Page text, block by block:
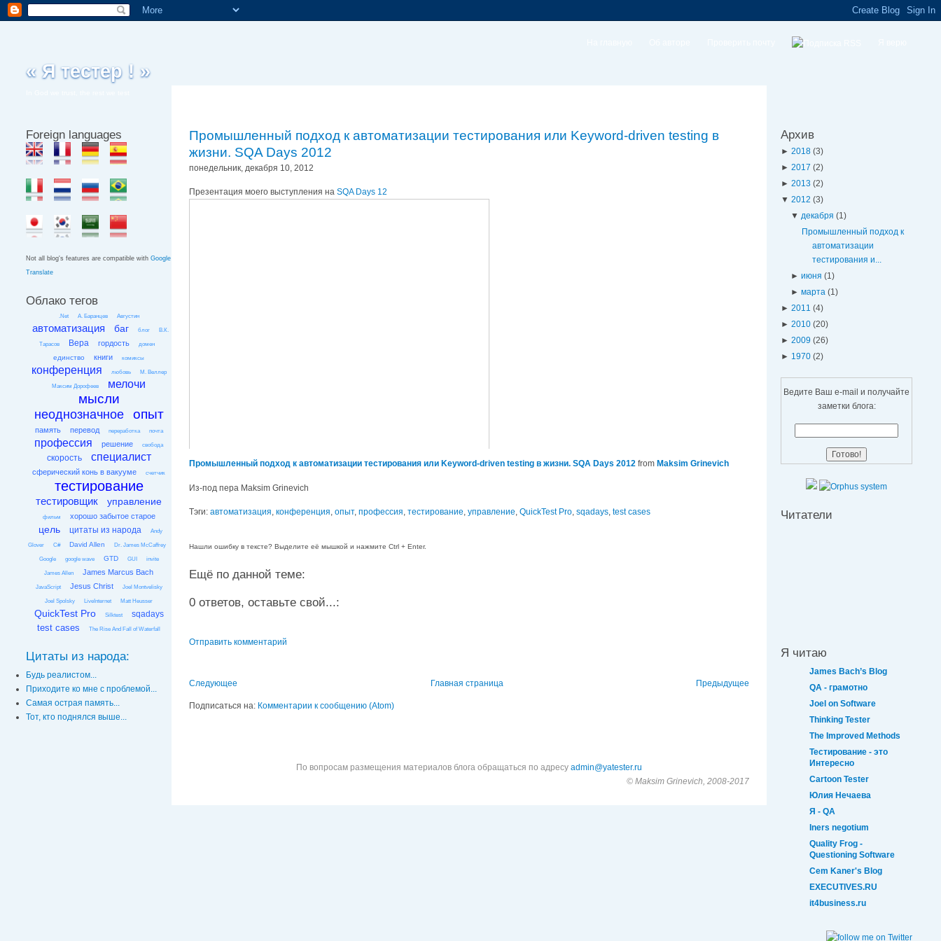
« Я тестер ! »
Foreign languages
Not all blog's features are compatible with Google
Translate
Облако тегов
.Net А. Баранцев Августин
автоматизация баг блог В.К.
Тарасов Вера гордость домен
единство книги комиксы
конференция любовь М. Веллер
Максим Дорофеев мелочи
мысли
неоднозначное опыт
память перевод переработка почта
профессия решение свобода
скорость специалист
сферический конь в вакууме счетчик
тестирование
тестировщик управление
фильм хорошо забытое старое
цель цитаты из народа Andy
Glover C# David Allen Dr. James McCaffrey
Google google wave GTD GUI invite
James Allen James Marcus Bach
JavaScript Jesus Christ Joel Montvelisky
Joel Spolsky LiveInternet Matt Heusser
QuickTest Pro Silktest sqadays
test cases The Rise And Fall of Waterfall
Цитаты из народа:
Будь реалистом...
Приходите ко мне с проблемой...
Самая острая память...
Тот, кто поднялся выше...
Промышленный подход к автоматизации тестирования или Keyword-driven testing в
жизни. SQA Days 2012
понедельник, декабря 10, 2012
Презентация моего выступления на SQA Days 12
Промышленный подход к автоматизации тестирования или Keyword-driven testing в жизни. SQA Days 2012 from Maksim Grinevich
Из-под пера Maksim Grinevich
Тэги: автоматизация, конференция, опыт, профессия, тестирование, управление, QuickTest Pro, sqadays, test cases
Нашли ошибку в тексте? Выделите её мышкой и нажмите Ctrl + Enter.
Ещё по данной теме:
0 ответов, оставьте свой...:
Отправить комментарий
Следующее Предыдущее
Главная страница
Подписаться на: Комментарии к сообщению (Atom)
По вопросам размещения материалов блога обращаться по адресу admin@yatester.ru
© Maksim Grinevich, 2008-2017
Архив
► 2018 (3)
► 2017 (2)
► 2013 (2)
▼ 2012 (3)
▼декабря(1)
Промышленный подход к
автоматизации
тестирования и...
►июня(1)
►марта(1)
► 2011 (4)
► 2010 (20)
► 2009 (26)
► 1970 (2)
Ведите Ваш e-mail и получайте
заметки блога:
Читатели
Я читаю
James Bach’s Blog
QA - грамотно
Joel on Software
Thinking Tester
The Improved Methods
Тестирование - это
Интересно
Cartoon Tester
Юлия Нечаева
Я - QA
Iners negotium
Quality Frog -
Questioning Software
Cem Kaner's Blog
EXECUTIVES.RU
it4business.ru